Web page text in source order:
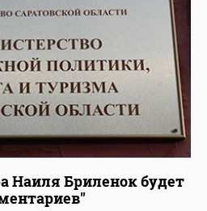
Наиля Бриленок будет